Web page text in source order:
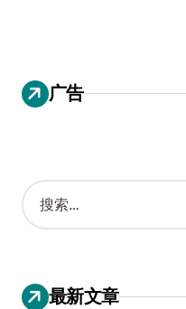
广告
搜
索
：
最新文章